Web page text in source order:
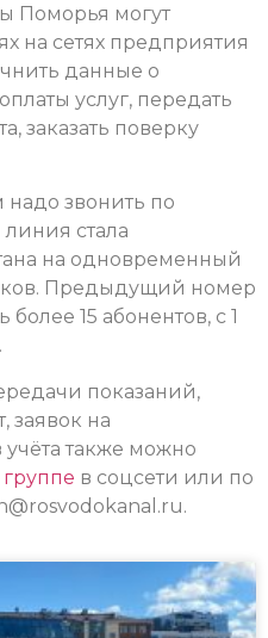
Поморья могут
на сетях предприятия
данные о
услуг, передать
заказать поверку
надо звонить по
стала
на одновременный
Предыдущий номер
15 абонентов, с 1
показаний,
заявок на
также можно
группе в соцсети или по